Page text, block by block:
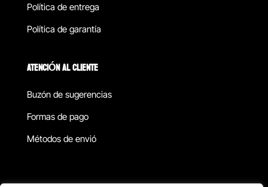
Política de entrega
Política de garantía
ATENCIÓN AL CLIENTE
Buzón de sugerencias
Formas de pago
Métodos de envió